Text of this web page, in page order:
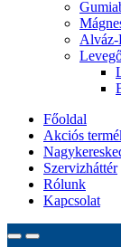
Alváz-
Főoldal
Akciós
Szervizháttér
Rólunk
Kapcsolat